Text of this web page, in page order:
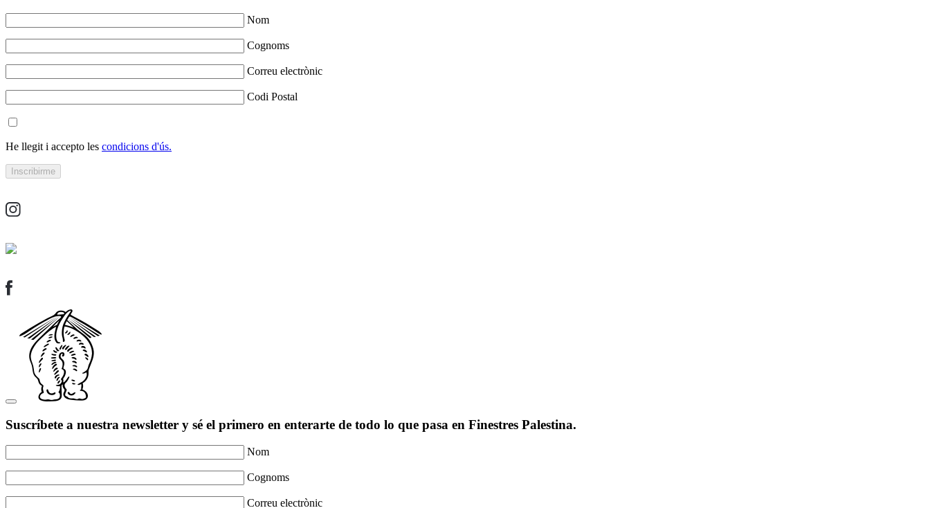
Nom
Cognoms
Correu electrònic
Codi Postal
He llegit i accepto les condicions d'ús.
Suscríbete a nuestra newsletter y sé el primero en enterarte de todo lo que pasa en Finestres Palestina.
Nom
Cognoms
Correu electrònic